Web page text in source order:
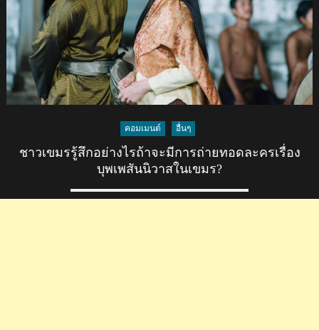
2
รายการ
U19
สี่
เส้า
คอมเมนต์ อื่นๆ
ชาวเขมรรู้สึกอย่างไรถ้าจะมีการถ่ายทอดละครเรื่อง
บุพเพสันนิวาสในเขมร?